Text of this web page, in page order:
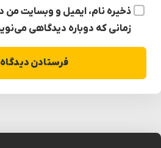
ذخیره نام، ایمیل و وبسایت من
زمانی که دوباره دیدگاهی